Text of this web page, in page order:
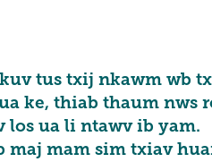
tus txij nkawm wb
ke, thiab thaum nws
los ua li ntawv ib yam.
maj mam sim txiav